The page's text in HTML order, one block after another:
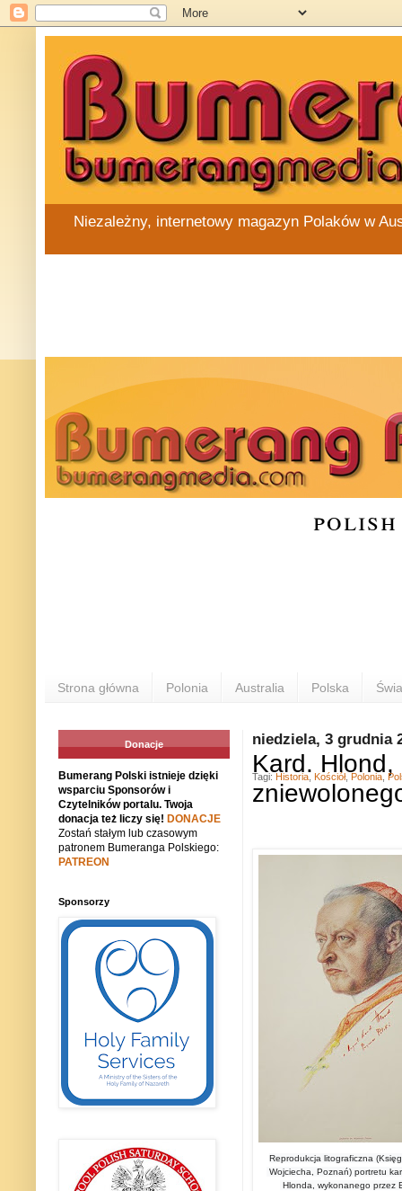
Niezależny, internetowy magazyn Polaków w
Strona główna Polonia Australia Polska
niedziela, 3 grudnia
Kard.
Reprodukcja litograficzna
Wojciecha, Poznań) portretu
Hlonda, wykonanego przez
Tagi: Historia Kościół, Polonia
Donacje
Bumerang Polski istnieje dzięki
wsparciu Sponsorów i
Czytelników portalu. Twoja
donacja też liczy się! DONACJE
Zostań stałym lub czasowym
patronem Bumeranga Polskiego:
PATREON
Sponsorzy